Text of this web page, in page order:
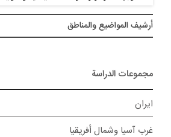
أرشيف المواضیع والمناطق
مجموعات الدراسة
ايران
غرب آسيا وشمال أفريقيا